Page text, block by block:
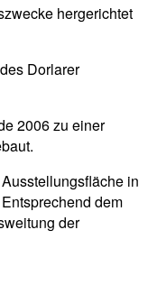
hergerichtet
Dorlarer
2006 zu einer
in
dem
der